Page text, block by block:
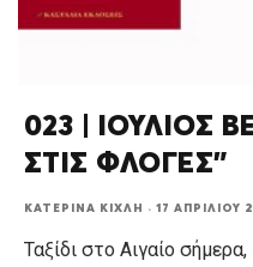
023 | ΙΟΥΛΙΟΣ
ΣΤΙΣ ΦΛΟΓΕΣ”
ΚΑΤΕΡΊΝΑ ΚΊΧΛΗ · 17 ΑΠΡΙΛΊΟΥ
Ταξίδι στο Αιγαίο